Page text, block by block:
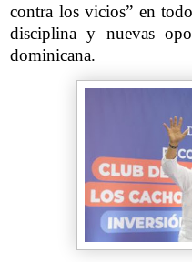
contra los vicios” en
disciplina y nuevas
dominicana.